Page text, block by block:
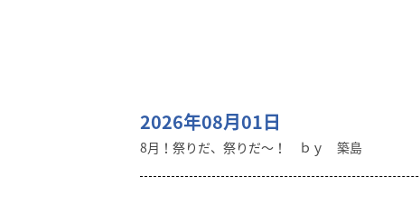
2026年08月01日
8月！祭りだ、祭りだ～！ ｂｙ 築島